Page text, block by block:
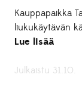
Kauppapaikka
liukukäytävän
Lue lisää
Julkaistu 31.10.